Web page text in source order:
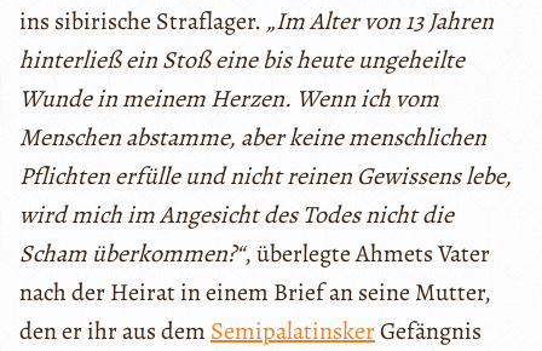
ins sibirische Straflager. „Im Alter von 13 Jahren
hinterließ ein Stoß eine bis heute ungeheilte
Wunde in meinem Herzen. Wenn ich vom
Menschen abstamme, aber keine menschlichen
Pflichten erfülle und nicht reinen Gewissens lebe,
wird mich im Angesicht des Todes nicht die
Scham überkommen?“, überlegte Ahmets Vater
nach der Heirat in einem Brief an seine Mutter,
den er ihr aus dem SemipalatinskerGefängnis